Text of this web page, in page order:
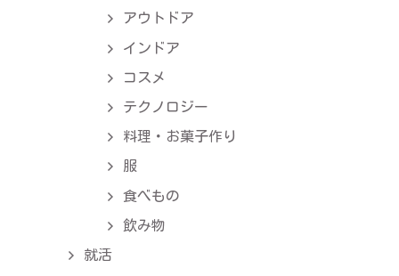
アウトドア
インドア
コスメ
テクノロジー
料理・お菓子作り
服
食べもの
飲み物
就活